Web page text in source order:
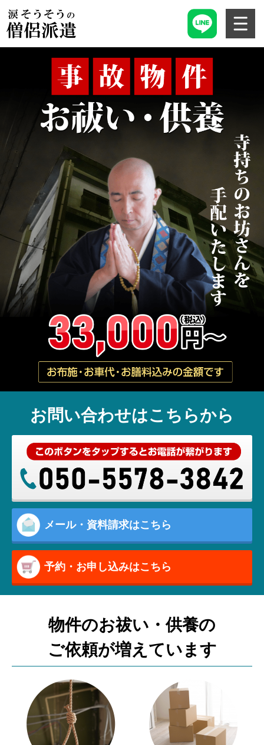
お問い合わせはこちらから
メール・資料請求はこちら
予約・お申し込みはこちら
物件のお祓い・供養の
ご依頼が増えています